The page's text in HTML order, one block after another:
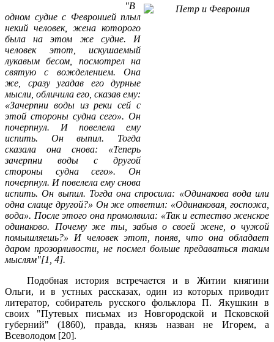
"В
одном судне с Февронией плыл
некий человек, жена которого
была на этом же судне. И
человек этот, искушаемый
лукавым бесом, посмотрел на
святую с вожделением. Она
же, сразу угадав его дурные
мысли, обличила его, сказав ему:
«Зачерпни воды из реки сей с
этой стороны судна сего». Он
почерпнул. И повелела ему
испить. Он выпил. Тогда
сказала она снова: «Теперь
зачерпни воды с другой
стороны судна сего». Он
почерпнул. И повелела ему снова
испить. Он выпил. Тогда она спросила: «Одинакова вода или
одна слаще другой?» Он же ответил: «Одинаковая, госпожа,
вода». После этого она промолвила: «Так и естество женское
одинаково. Почему же ты, забыв о своей жене, о чужой
помышляешь?» И человек этот, поняв, что она обладает
даром прозорливости, не посмел больше предаваться таким
мыслям"[1, 4].
Подобная история встречается и в Житии княгини
Ольги, и в устных рассказах, один из которых приводит
литератор, собиратель русского фольклора П. Якушкин в
своих "Путевых письмах из Новгородской и Псковской
губерний" (1860), правда, князь назван не Игорем, а
Всеволодом [20].